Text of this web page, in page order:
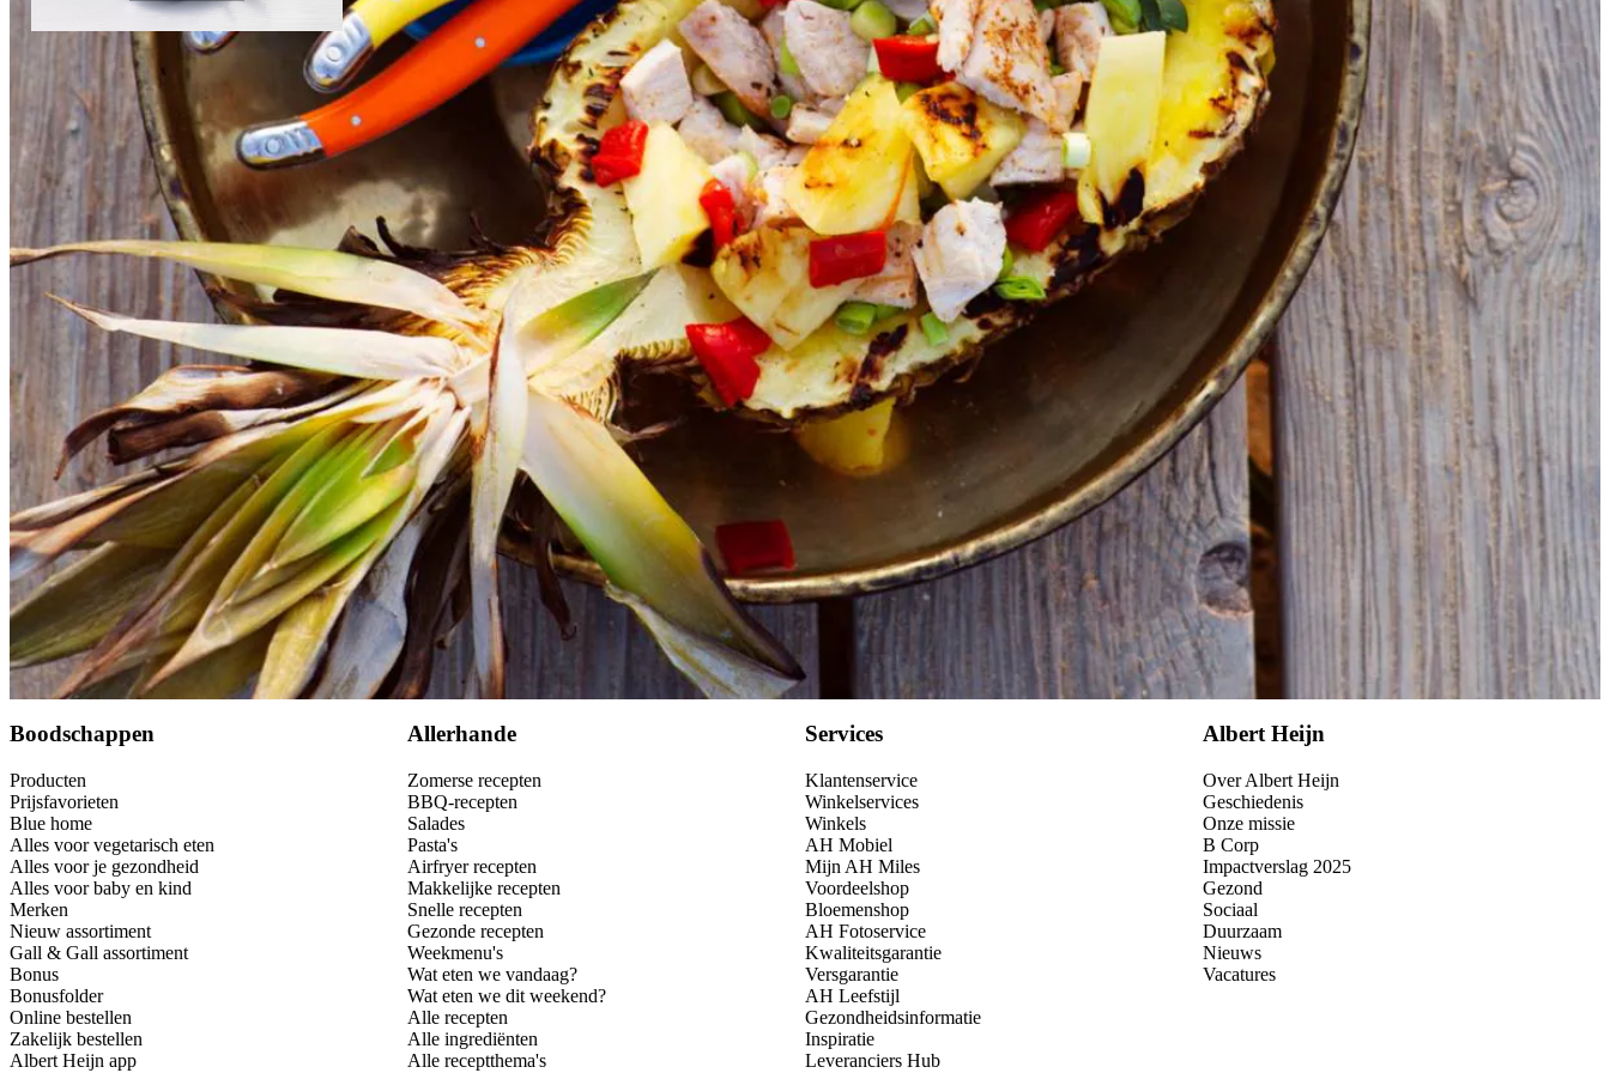
2bosuien
Kies producten
Dit heb je nodig
Pittige kip-ananassalade
Instructievideo-01:30
Wat vond je van dit recept?
Boodschappen
Producten
Prijsfavorieten
Blue home
Alles voor vegetarisch eten
Alles voor je gezondheid
Alles voor baby en kind
Merken
Nieuw assortiment
Gall & Gall assortiment
Bonus
Bonusfolder
Online bestellen
Zakelijk bestellen
Albert Heijn app
Allerhande
Zomerse recepten
BBQ-recepten
Salades
Pasta's
Airfryer recepten
Makkelijke recepten
Snelle recepten
Gezonde recepten
Weekmenu's
Wat eten we vandaag?
Wat eten we dit weekend?
Alle recepten
Alle ingrediënten
Alle receptthema's
Services
Klantenservice
Winkelservices
Winkels
AH Mobiel
Mijn AH Miles
Voordeelshop
Bloemenshop
AH Fotoservice
Kwaliteitsgarantie
Versgarantie
AH Leefstijl
Gezondheidsinformatie
Inspiratie
Leveranciers Hub
Albert Heijn
Over Albert Heijn
Geschiedenis
Onze missie
B Corp
Impactverslag 2025
Gezond
Sociaal
Duurzaam
Nieuws
Vacatures